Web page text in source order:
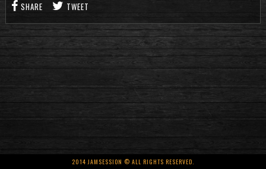
SHARE TWEET
2014 JAMSESSION © ALL RIGHTS RESERVED.